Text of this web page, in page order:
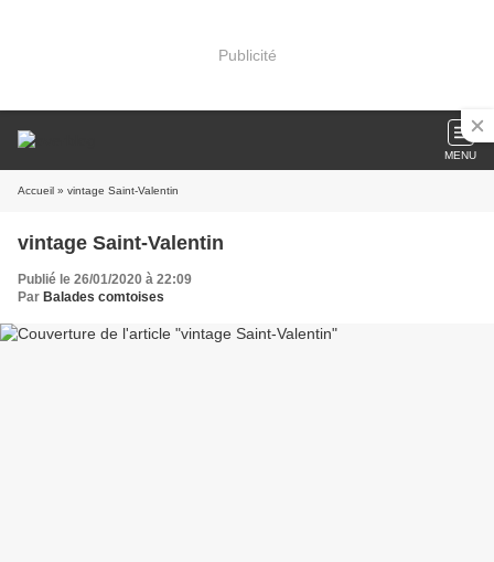
Publicité
MENU
Accueil » vintage Saint-Valentin
vintage Saint-Valentin
Publié le 26/01/2020 à 22:09
Par Balades comtoises